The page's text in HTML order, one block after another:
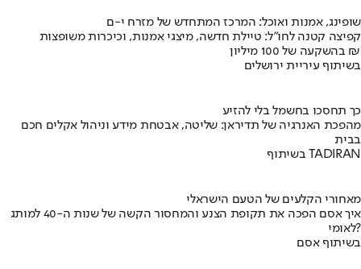
שופינג, אמנות ואוכל: המרכז המתחדש של מזרח י-ם
קפיצה קטנה לחו"ל: טיילת חדשה, מיצגי אמנות, וכיכרות משופצות
בהשקעה של 100 מיליון ₪
בשיתוף עיריית ירושלים
כך תחסכו בחשמל בלי להזיע
מהפכת האנרגיה של תדיראן: שליטה, אבטחת מידע וניהול אקלים חכם
בבית
בשיתוף TADIRAN
מאחורי הקלעים של הטעם הישראלי
איך אסם הפכה את תקופת הצנע והמחסור הקשה של שנות ה-40 למותג
לאומי?
בשיתוף אסם